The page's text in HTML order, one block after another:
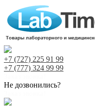
+7 (727) 225 91 99
+7 (777) 324 99 99
Не дозвонились?